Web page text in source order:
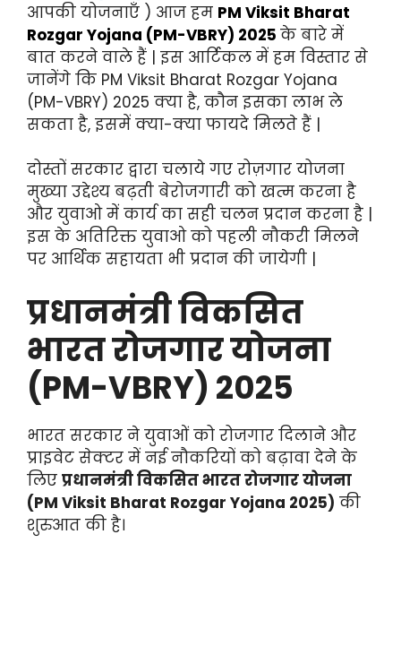
आपकी योजनाएँ ) आज हम PM Viksit Bharat
Rozgar Yojana (PM-VBRY) 2025 के बारे में
बात करने वाले हैं | इस आर्टिकल में हम विस्तार से
जानेंगे कि PM Viksit Bharat Rozgar Yojana
(PM-VBRY) 2025 क्या है, कौन इसका लाभ ले
सकता है, इसमें क्या-क्या फायदे मिलते हैं |
दोस्तों सरकार द्वारा चलाये गए रोज़गार योजना
मुख्या उद्देश्य बढ़ती बेरोजगारी को खत्म करना है
और युवाओ में कार्य का सही चलन प्रदान करना है |
इस के अतिरिक्त युवाओ को पहली नौकरी मिलने
पर आर्थिक सहायता भी प्रदान की जायेगी |
प्रधानमंत्री विकसित
भारत रोजगार योजना
(PM-VBRY) 2025
भारत सरकार ने युवाओं को रोजगार दिलाने और
प्राइवेट सेक्टर में नई नौकरियों को बढ़ावा देने के
लिए प्रधानमंत्री विकसित भारत रोजगार योजना
(PM Viksit Bharat Rozgar Yojana 2025) की
शुरुआत की है।